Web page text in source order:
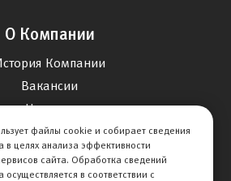
О Компании
Компании
Вакансии
Новости
Карта сайта
файлы cookie и собирает сведения
в целях анализа эффективности
сайта. Обработка сведений
осуществляется в соответствии с